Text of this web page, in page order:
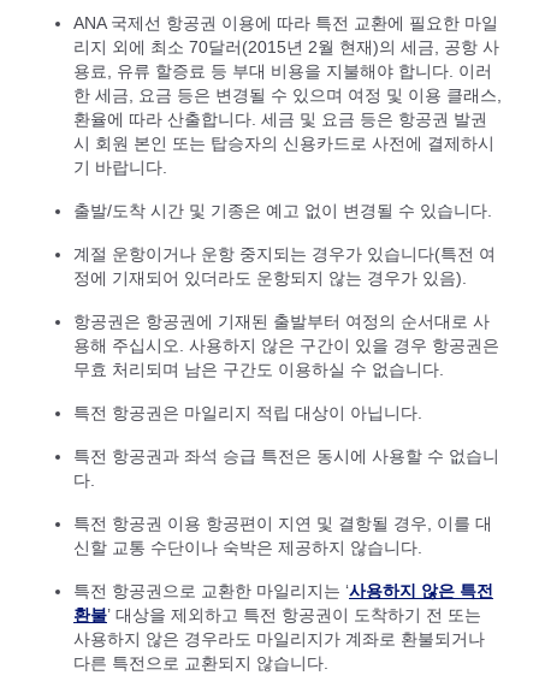
ANA 국제선 항공권 이용에 따라 특전 교환에 필요한 마일
리지 외에 최소 70달러(2015년 2월 현재)의 세금, 공항 사
용료, 유류 할증료 등 부대 비용을 지불해야 합니다. 이러
한 세금, 요금 등은 변경될 수 있으며 여정 및 이용 클래스,
환율에 따라 산출합니다. 세금 및 요금 등은 항공권 발권
시 회원 본인 또는 탑승자의 신용카드로 사전에 결제하시
기 바랍니다.
출발/도착 시간 및 기종은 예고 없이 변경될 수 있습니다.
계절 운항이거나 운항 중지되는 경우가 있습니다(특전 여
정에 기재되어 있더라도 운항되지 않는 경우가 있음).
항공권은 항공권에 기재된 출발부터 여정의 순서대로 사
용해 주십시오. 사용하지 않은 구간이 있을 경우 항공권은
무효 처리되며 남은 구간도 이용하실 수 없습니다.
특전 항공권은 마일리지 적립 대상이 아닙니다.
특전 항공권과 좌석 승급 특전은 동시에 사용할 수 없습니
다.
특전 항공권 이용 항공편이 지연 및 결항될 경우, 이를 대
신할 교통 수단이나 숙박은 제공하지 않습니다.
특전 항공권으로 교환한 마일리지는 ‘사용하지 않은 특전
환불’ 대상을 제외하고 특전 항공권이 도착하기 전 또는
사용하지 않은 경우라도 마일리지가 계좌로 환불되거나
다른 특전으로 교환되지 않습니다.